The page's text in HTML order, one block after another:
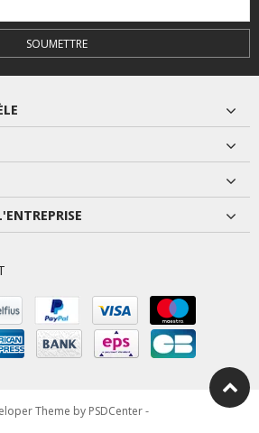
SOUMETTRE
Theme by PSDCenter-